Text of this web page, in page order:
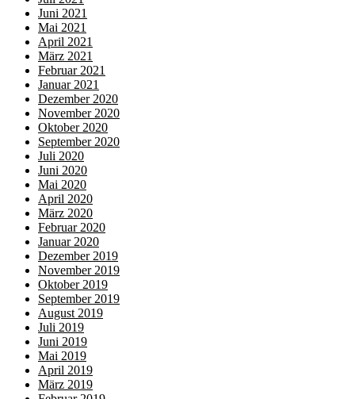
Juni 2021
Mai 2021
April 2021
März 2021
Februar 2021
Januar 2021
Dezember 2020
November 2020
Oktober 2020
September 2020
Juli 2020
Juni 2020
Mai 2020
April 2020
März 2020
Februar 2020
Januar 2020
Dezember 2019
November 2019
Oktober 2019
September 2019
August 2019
Juli 2019
Juni 2019
Mai 2019
April 2019
März 2019